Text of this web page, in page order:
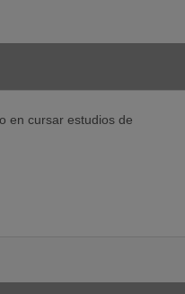
en cursar estudios de